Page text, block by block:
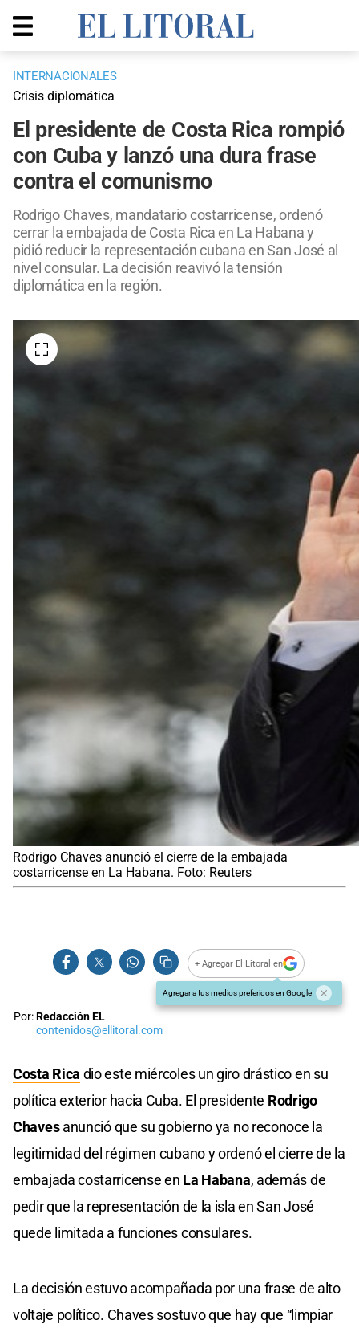
INTERNACIONALES
Crisis diplomática
El presidente de Costa Rica rompió
con Cuba y lanzó una dura frase
contra el comunismo
Rodrigo Chaves, mandatario costarricense, ordenó
cerrar la embajada de Costa Rica en La Habana y
pidió reducir la representación cubana en San José al
nivel consular. La decisión reavivó la tensión
diplomática en la región.
Rodrigo Chaves anunció el cierre de la embajada
costarricense en La Habana. Foto: Reuters
+ Agregar El Litoral en
Agregar a tus medios preferidos en Google
Por:Redacción EL
contenidos@ellitoral.com
Costa Rica dio este miércoles un giro drástico en su
política exterior hacia Cuba. El presidente Rodrigo
Chavesanunció que su gobierno ya no reconoce la
legitimidad del régimen cubano y ordenó el cierre de la
embajada costarricense en La Habana, además de
pedir que la representación de la isla en San José
quede limitada a funciones consulares.
La decisión estuvo acompañada por una frase de alto
voltaje político. Chaves sostuvo que hay que “limpiar